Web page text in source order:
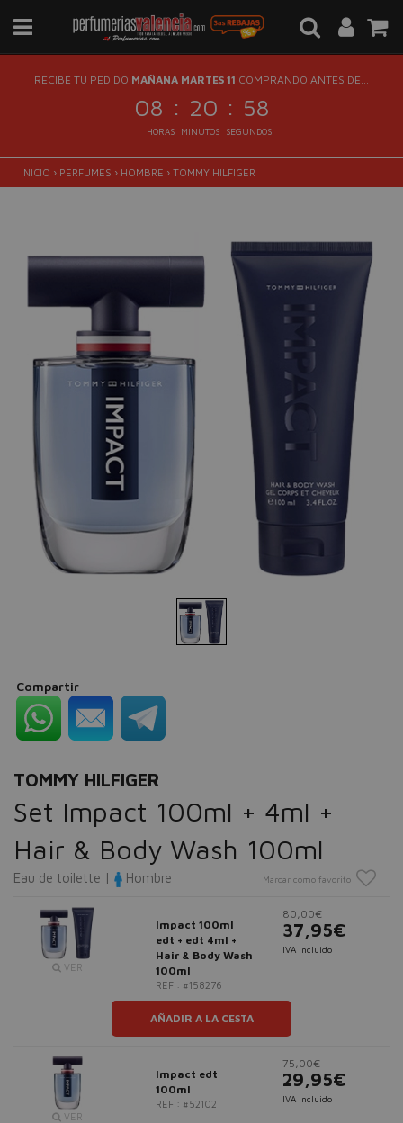
RECIBE TU PEDIDO MAÑANA MARTES 11 COMPRANDO ANTES DE...
08 : 20 : 57
HORAS MINUTOS SEGUNDOS
INICIO › PERFUMES › HOMBRE › TOMMY HILFIGER
Compartir
TOMMY HILFIGER
Set Impact 100ml + 4ml +
Hair & Body Wash 100ml
Eau de toilette | Hombre Marcar como favorito
VER
Impact 100ml
edt + edt 4ml +
Hair & Body Wash
100ml
REF.: #158276
80,00€
37,95€
IVA incluido
AÑADIR A LA CESTA
VER
Impact edt
100ml
REF.: #52102
75,00€
29,95€
IVA incluido